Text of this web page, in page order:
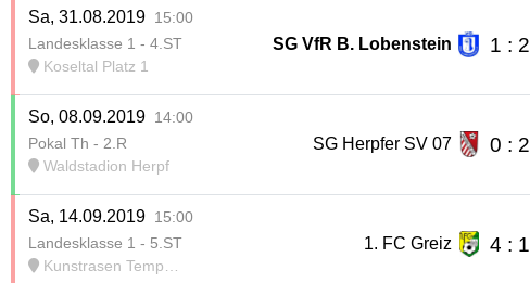
Sa, 31.08.2019 15:00
Landesklasse 1 - 4.ST
Koseltal Platz 1
SG VfR B. Lobenstein 1 : 2
So, 08.09.2019 14:00
Pokal Th - 2.R
Waldstadion Herpf
SG Herpfer SV 07 0 : 2
Sa, 14.09.2019 15:00
Landesklasse 1 - 5.ST
Kunstrasen Tempelwald Greiz
1. FC Greiz 4 : 1